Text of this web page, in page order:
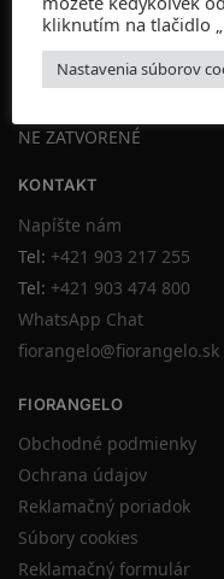
Gorkého 10, 811 01
OTVÁRACIE HODINY:
PO-PIA 10:00-19:00
NE ZATVORENÉ
KONTAKT
Napíšte nám
Tel: +421 903 217 255
Tel: +421 903 474 800
WhatsApp Chat
fiorangelo@fiorangelo.sk
FIORANGELO
Obchodné podmienky
Ochrana údajov
Reklamačný poriadok
Súbory cookies
Reklamačný formulár
kliknutím na tlačidlo
Nastavenia súborov